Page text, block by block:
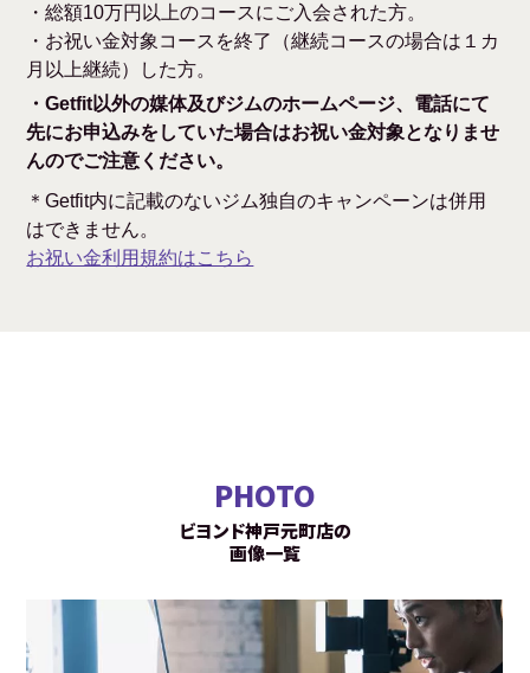
・総額10万円以上のコースにご入会された方。
・お祝い金対象コースを終了（継続コースの場合は１カ
月以上継続）した方。
・Getfit以外の媒体及びジムのホームページ、電話にて
先にお申込みをしていた場合はお祝い金対象となりませ
んのでご注意ください。
＊Getfit内に記載のないジム独自のキャンペーンは併用
はできません。
お祝い金利用規約はこちら
PHOTO
ビヨンド神戸元町店の
画像一覧